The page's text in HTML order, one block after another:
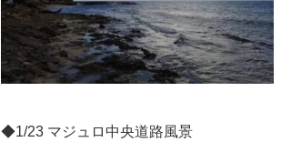
◆1/23 マジュロ中央道路風景